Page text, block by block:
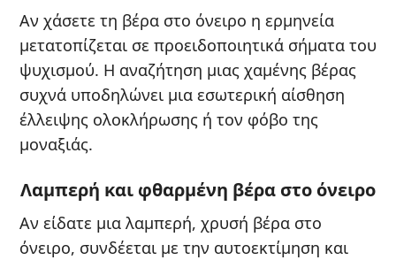
Αν χάσετε τη βέρα στο όνειρο η ερμηνεία
μετατοπίζεται σε προειδοποιητικά σήματα του
ψυχισμού. Η αναζήτηση μιας χαμένης βέρας
συχνά υποδηλώνει μια εσωτερική αίσθηση
έλλειψης ολοκλήρωσης ή τον φόβο της
μοναξιάς.
Λαμπερή και φθαρμένη βέρα στο όνειρο
Αν είδατε μια λαμπερή, χρυσή βέρα στο
όνειρο, συνδέεται με την αυτοεκτίμηση και